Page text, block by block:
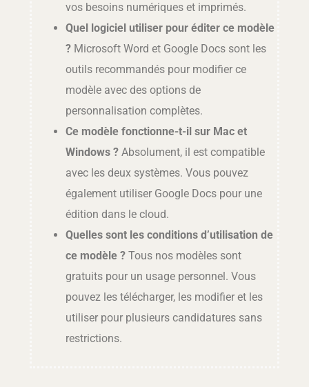
vos besoins numériques et imprimés.
Quel logiciel utiliser pour éditer ce modèle
?Microsoft Word et Google Docs sont les
outils recommandés pour modifier ce
modèle avec des options de
personnalisation complètes.
Ce modèle fonctionne-t-il sur Mac et
Windows ?Absolument, il est compatible
avec les deux systèmes. Vous pouvez
également utiliser Google Docs pour une
édition dans le cloud.
Quelles sont les conditions d’utilisation de
ce modèle ?Tous nos modèles sont
gratuits pour un usage personnel. Vous
pouvez les télécharger, les modifier et les
utiliser pour plusieurs candidatures sans
restrictions.